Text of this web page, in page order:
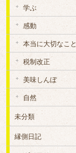
学ぶ
感動
本当に大切なこと
税制改正
美味しんぼ
自然
未分類
縁側日記